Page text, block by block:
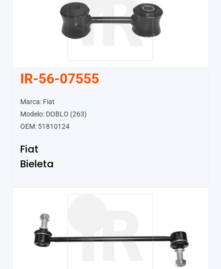
IR-56-07555
Marca: Fiat
Modelo: DOBLO (263)
OEM: 51810124
Fiat
Bieleta